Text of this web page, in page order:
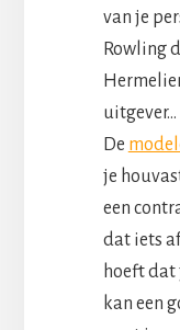
van je
Rowling
uitgever…
De
je
een
dat iets
hoeft dat
kan een